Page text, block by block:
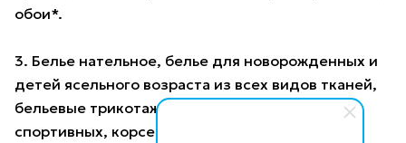
обои*.
3. Белье нательное, белье для новорожденных и
детей ясельного возраста из всех видов тканей,
бельевые трикотажные изделия, кроме
спортивных, корсетные изделия.